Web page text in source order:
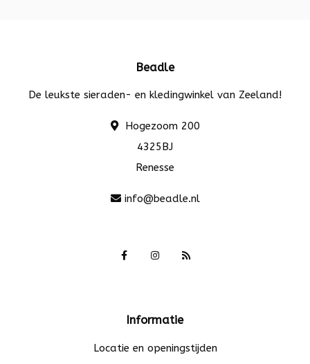
Beadle
De leukste sieraden- en kledingwinkel van Zeeland!
Hogezoom 200
4325BJ
Renesse
info@beadle.nl
Informatie
Locatie en openingstijden